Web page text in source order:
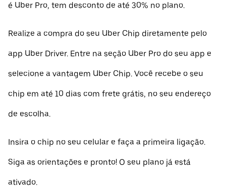
é Uber Pro, tem desconto de até 30% no plano.
Realize a compra do seu Uber Chip diretamente pelo
app Uber Driver. Entre na seção Uber Pro do seu app e
selecione a vantagem Uber Chip. Você recebe o seu
chip em até 10 dias com frete grátis, no seu endereço
de escolha.
Insira o chip no seu celular e faça a primeira ligação.
Siga as orientações e pronto! O seu plano já está
ativado.